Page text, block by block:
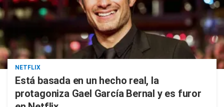
NETFLIX
Está basada en un hecho real, la
protagoniza Gael García Bernal y es furor